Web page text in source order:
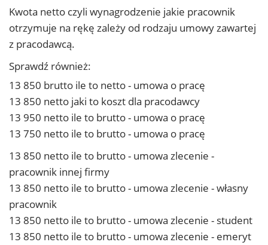
Kwota netto czyli wynagrodzenie jakie pracownik
otrzymuje na rękę zależy od rodzaju umowy zawartej
z pracodawcą.
Sprawdź również:
13 850 brutto ile to netto - umowa o pracę
13 850 netto jaki to koszt dla pracodawcy
13 950 netto ile to brutto - umowa o pracę
13 750 netto ile to brutto - umowa o pracę
13 850 netto ile to brutto - umowa zlecenie -
pracownik innej firmy
13 850 netto ile to brutto - umowa zlecenie - własny
pracownik
13 850 netto ile to brutto - umowa zlecenie - student
13 850 netto ile to brutto - umowa zlecenie - emeryt